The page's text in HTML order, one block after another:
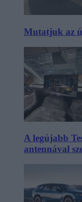
Mutatjuk az
A legújabb
antennával